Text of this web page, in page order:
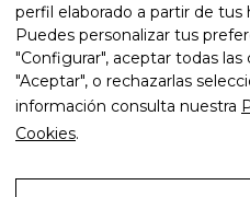
Servicios de pintura,
perfil elaborado a partir de tus
Puedes personalizar tus
"Configurar", aceptar todas
"Aceptar", o rechazarlas
información consulta nuestra
Cookies.